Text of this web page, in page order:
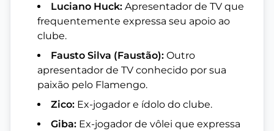
Luciano Huck: Apresentador de TV que
frequentemente expressa seu apoio ao
clube.
Fausto Silva (Faustão): Outro
apresentador de TV conhecido por sua
paixão pelo Flamengo.
Zico: Ex-jogador e ídolo do clube.
Giba: Ex-jogador de vôlei que expressa